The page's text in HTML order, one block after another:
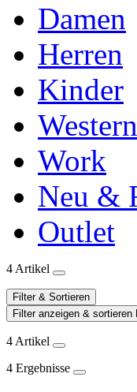
Damen
Herren
Kinder
Western
Work
Neu &
Outlet
4 Artikel
Filter & Sortieren
Filter anzeigen & sortieren
4 Artikel
4 Ergebnisse